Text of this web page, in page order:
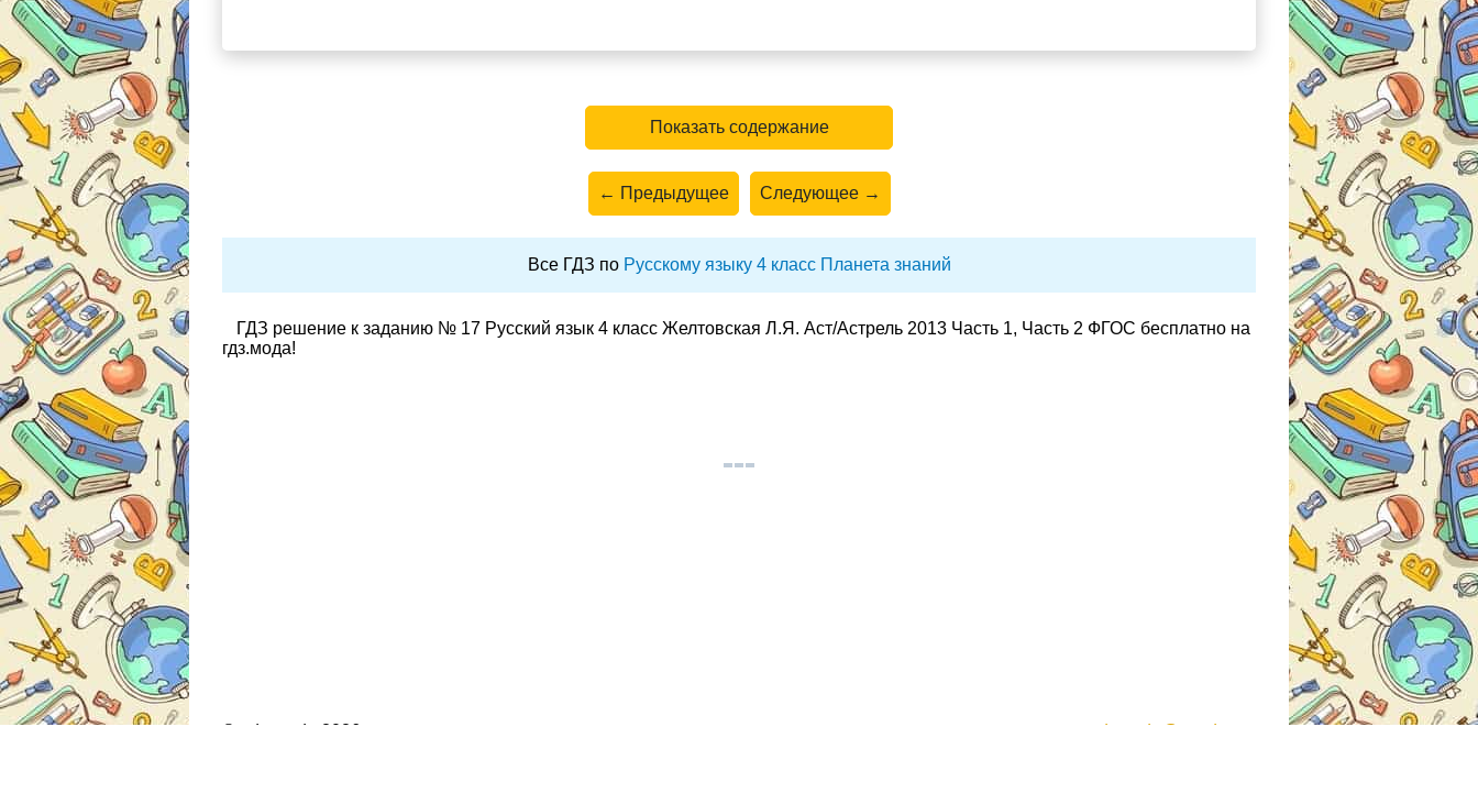
Показать содержание
← Предыдущее Следующее →
Все ГДЗ по Русскому языку 4 класс Планета знаний
ГДЗ решение к заданию № 17 Русский язык 4 класс Желтовская Л.Я. Аст/Астрель 2013 Часть 1, Часть 2 ФГОС бесплатно на
гдз.мода!
© gdz.moda 2026 gdzmoda@yandex.ru